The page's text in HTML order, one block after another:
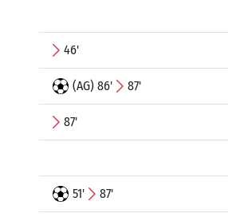
46'
(AG) 86' 87'
87'
51' 87'